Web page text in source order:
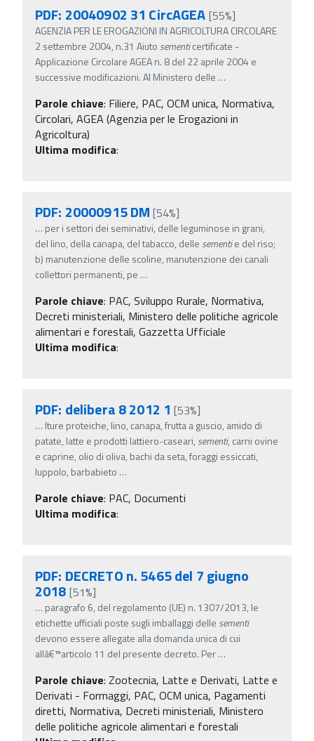
PDF: 20040902 31 CircAGEA [55%]
AGENZIA PER LE EROGAZIONI IN AGRICOLTURA CIRCOLARE
2 settembre 2004, n.31 Aiuto sementicertificate -
Applicazione Circolare AGEA n. 8 del 22 aprile 2004 e
successive modificazioni. Al Ministero delle …
Parole chiave: Filiere, PAC, OCM unica, Normativa,
Circolari, AGEA (Agenzia per le Erogazioni in
Agricoltura)
Ultima modifica:
PDF: 20000915 DM [54%]
… per i settori dei seminativi, delle leguminose in grani,
del lino, della canapa, del tabacco, delle sementie del riso;
b) manutenzione delle scoline, manutenzione dei canali
collettori permanenti, pe …
Parole chiave: PAC, Sviluppo Rurale, Normativa,
Decreti ministeriali, Ministero delle politiche agricole
alimentari e forestali, Gazzetta Ufficiale
Ultima modifica:
PDF: delibera 8 2012 1[53%]
… lture proteiche, lino, canapa, frutta a guscio, amido di
patate, latte e prodotti lattiero-caseari, sementi, carni ovine
e caprine, olio di oliva, bachi da seta, foraggi essiccati,
luppolo, barbabieto …
Parole chiave: PAC, Documenti
Ultima modifica:
PDF: DECRETO n. 5465 del 7 giugno
2018 [51%]
… paragrafo 6, del regolamento (UE) n. 1307/2013, le
etichette ufficiali poste sugli imballaggi delle sementi
devono essere allegate alla domanda unica di cui
allâ€™articolo 11 del presente decreto. Per…
Parole chiave: Zootecnia, Latte e Derivati, Latte e
Derivati - Formaggi, PAC, OCM unica, Pagamenti
diretti, Normativa, Decreti ministeriali, Ministero
delle politiche agricole alimentari e forestali